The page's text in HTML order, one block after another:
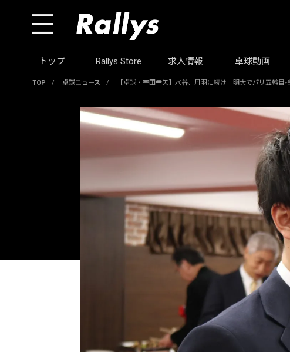
トップ Rallys Store 求人情報 卓球動画
TOP / 卓球ニュース / 【卓球・宇田幸矢】水谷、丹羽に続け 明大でパリ五輪目